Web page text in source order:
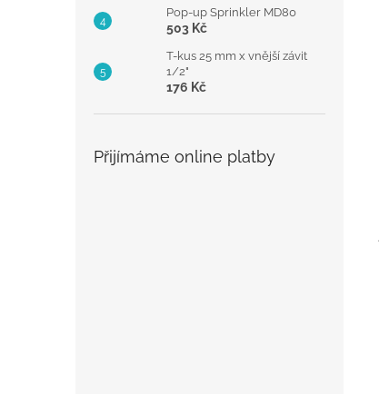
Pop-up Sprinkler MD80
503 Kč
T-kus 25 mm x vnější závit
1/2"
176 Kč
Přijímáme online platby